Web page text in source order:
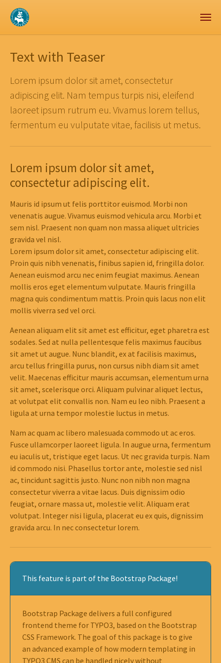
Zum Hauptinhalt springen
Skip to page footer
Text with Teaser
Lorem ipsum dolor sit amet, consectetur
adipiscing elit. Nam tempus turpis nisi, eleifend
laoreet ipsum rutrum eu. Vivamus lorem tellus,
fermentum eu vulputate vitae, facilisis ut metus.
Lorem ipsum dolor sit amet,
consectetur adipiscing elit.
Mauris id ipsum ut felis porttitor euismod. Morbi non
venenatis augue. Vivamus euismod vehicula arcu. Morbi et
sem nisl. Praesent non quam non massa aliquet ultricies
gravida vel nisl.
Lorem ipsum dolor sit amet, consectetur adipiscing elit.
Proin quis nibh venenatis, finibus sapien id, fringilla dolor.
Aenean euismod arcu nec enim feugiat maximus. Aenean
mollis eros eget elementum vulputate. Mauris fringilla
magna quis condimentum mattis. Proin quis lacus non elit
mollis viverra sed vel orci.
Aenean aliquam elit sit amet est efficitur, eget pharetra est
sodales. Sed at nulla pellentesque felis maximus faucibus
sit amet ut augue. Nunc blandit, ex at facilisis maximus,
arcu tellus fringilla purus, non cursus nibh diam sit amet
velit. Maecenas efficitur mauris accumsan, elementum urna
sit amet, scelerisque orci. Aliquam pulvinar aliquet lectus,
at volutpat elit convallis non. Nam eu leo nibh. Praesent a
ligula at urna tempor molestie luctus in metus.
Nam ac quam ac libero malesuada commodo ut ac eros.
Fusce ullamcorper laoreet ligula. In augue urna, fermentum
eu iaculis ut, tristique eget lacus. Ut nec gravida turpis. Nam
id commodo nisi. Phasellus tortor ante, molestie sed nisl
ac, tincidunt sagittis justo. Nunc non nibh non magna
consectetur viverra a vitae lacus. Duis dignissim odio
feugiat, ornare massa ut, molestie velit. Aliquam erat
volutpat. Integer nisi ligula, placerat eu ex quis, dignissim
gravida arcu. In nec consectetur lorem.
This feature is part of the Bootstrap Package!
Bootstrap Package delivers a full configured
frontend theme for TYPO3, based on the Bootstrap
CSS Framework. The goal of this package is to give
an advanced example of how modern templating in
TYPO3 CMS can be handled nicely without